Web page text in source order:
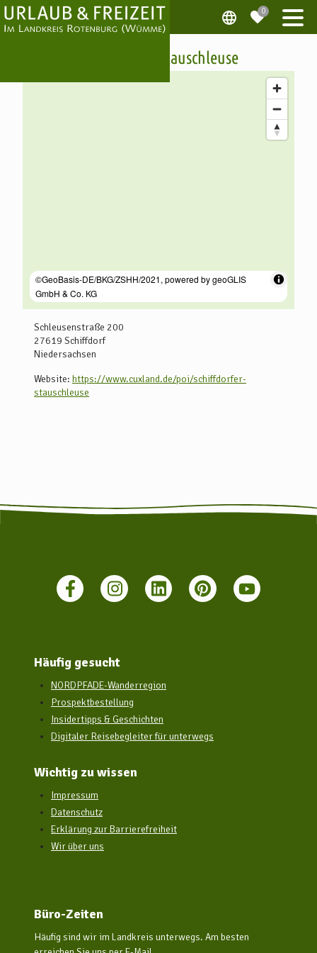
Schiffdorfer Stauschleuse
Schleusenstraße 200
27619 Schiffdorf
Niedersachsen
Website: https://www.cuxland.de/poi/schiffdorfer-
stauschleuse
Häufig gesucht
NORDPFADE-Wanderregion
Prospektbestellung
Insidertipps & Geschichten
Digitaler Reisebegleiter für unterwegs
Wichtig zu wissen
Impressum
Datenschutz
Erklärung zur Barrierefreiheit
Wir über uns
Büro-Zeiten
Häufig sind wir im Landkreis unterwegs. Am besten